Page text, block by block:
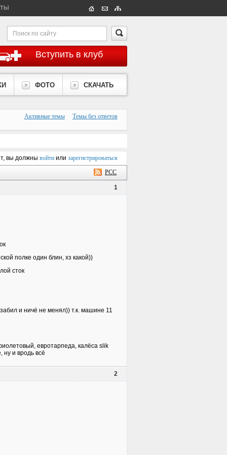
Вступить в клуб
ФОТО СКАЧАТЬ
Активные темы Темы без ответов
вы должны войтиили зарегистрироваться
РСС
1
полке один блин, хз какой))
сток
и ничё не менял)) т.к. машине 11
евротарпеда, калёса slik
ну и вродь всё
2